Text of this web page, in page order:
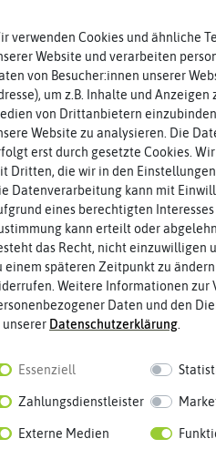
Standort
Sonnig / Halbschattig
Wie viel Licht benötigt die
Pflanze? (schattig,
sonnig, vollsonnig)
Winterhart
ja
Pflanzen, die im Freien ohne
Probleme überwintern
Keimzeit
Wie lange dauert es, bis sich
Keimblattpaar zeigt?
Reihenabstand
25-30 cm
Welchen Abstand sollten die
Reihen der Pflanzen
haben?
verwenden Cookies und ähnliche
Website und verarbeiten
von Besucher:innen unserer
um z.B. Inhalte und Anzeigen
von Drittanbietern
Website zu analysieren. Die
erst durch gesetzte Cookies.
Dritten, die wir in den Einstellungen
Datenverarbeitung kann mit
eines berechtigten
kann erteilt oder
das Recht, nicht einzuwilligen
einem späteren Zeitpunkt zu
Weitere Informationen zur
Daten und den
unserer Daten­schutz­erklärung
Essenziell
Zahlungsdienstleister
Externe Medien